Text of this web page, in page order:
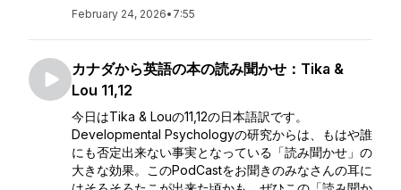
February 24, 2026• 7:55
カナダから英語の本の読み聞かせ：Tika &
Lou 11,12
今日はTika & Louの11,12の日本語訳です。
Developmental Psychologyの研究からは、もはや誰
にも否定出来ない事実となっている「読み聞かせ」の
大きな効果。このPodCastをお聞きのみなさんの耳に